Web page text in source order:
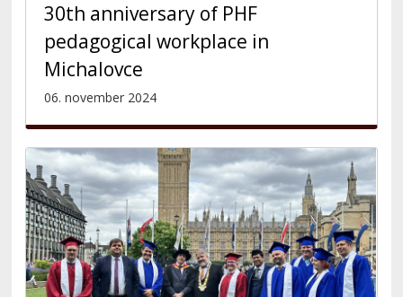
30th anniversary of PHF
pedagogical workplace in
Michalovce
06. november 2024